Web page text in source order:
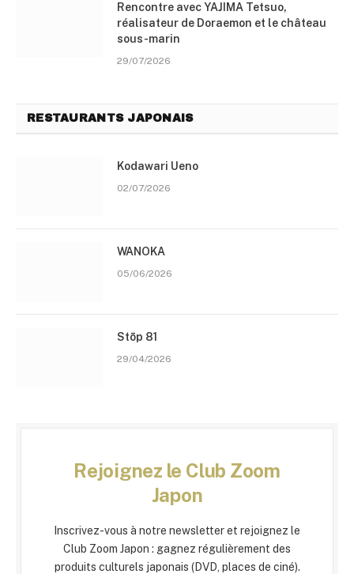
Rencontre avec YAJIMA Tetsuo,
réalisateur de Doraemon et le château
sous-marin
29/07/2026
RESTAURANTS JAPONAIS
Kodawari Ueno
02/07/2026
WANOKA
05/06/2026
Stōp 81
29/04/2026
Rejoignez le Club Zoom
Japon
Inscrivez-vous à notre newsletter et rejoignez le
Club Zoom Japon : gagnez régulièrement des
produits culturels japonais (DVD, places de ciné).